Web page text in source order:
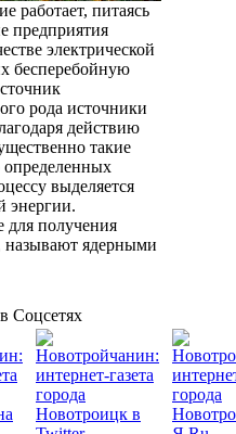
работает, питаясь
предприятия
электрической
бесперебойную
рода источники
действию
такие
выделяется
энергии.
для получения
называют ядерными
Соцсетях